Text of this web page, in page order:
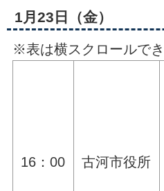
1月23日（金）
※表は横スクロールでき
16：00 古河市役所